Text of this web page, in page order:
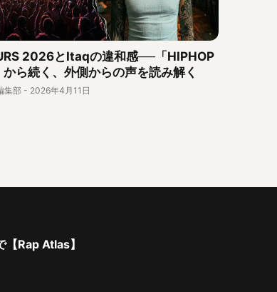
2026とItaqの違和感──「HIPHOP
から続く、外側からの声を読み解く
集部 - 2026年4月11日
Rap Atlas】